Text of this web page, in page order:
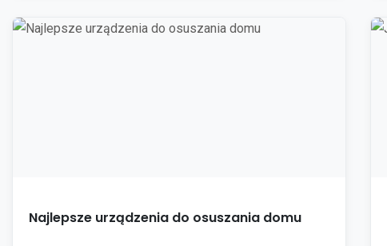
Najlepsze urządzenia do osuszania domu